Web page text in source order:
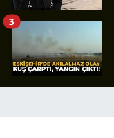
3